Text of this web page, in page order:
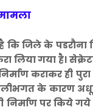
कि जिले के पडरौना
लिया गया है।
कराकर ही
के कारण अधूरे
निर्माण पर किये